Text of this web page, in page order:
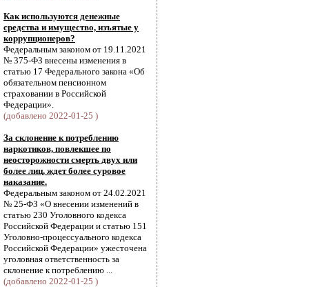
Как используются денежные
средства и имущество, изъятые у
коррупционеров?
Федеральным законом от 19.11.2021
№ 375-ФЗ внесены изменения в
статью 17 Федерального закона «Об
обязательном пенсионном
страховании в Российской
Федерации».
(добавлено 2022-01-25 )
За склонение к потреблению
наркотиков, повлекшее по
неосторожности смерть двух или
более лиц, ждет более суровое
наказание.
Федеральным законом от 24.02.2021
№ 25-ФЗ «О внесении изменений в
статью 230 Уголовного кодекса
Российской Федерации и статью 151
Уголовно-процессуального кодекса
Российской Федерации» ужесточена
уголовная ответственность за
склонение к потреблению ...
(добавлено 2022-01-25 )